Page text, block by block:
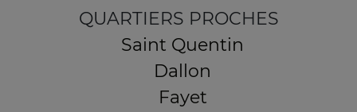
QUARTIERS PROCHES
Saint Quentin
Dallon
Fayet